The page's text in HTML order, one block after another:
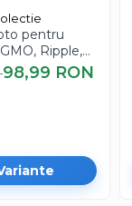
pentru
Ripple,
98,99 RON